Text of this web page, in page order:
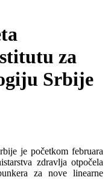
za
Srbije
je početkom februara
zdravlja otpočela
za nove linearne